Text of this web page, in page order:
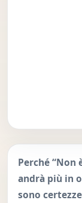
Perché “Non
andrà più in
sono